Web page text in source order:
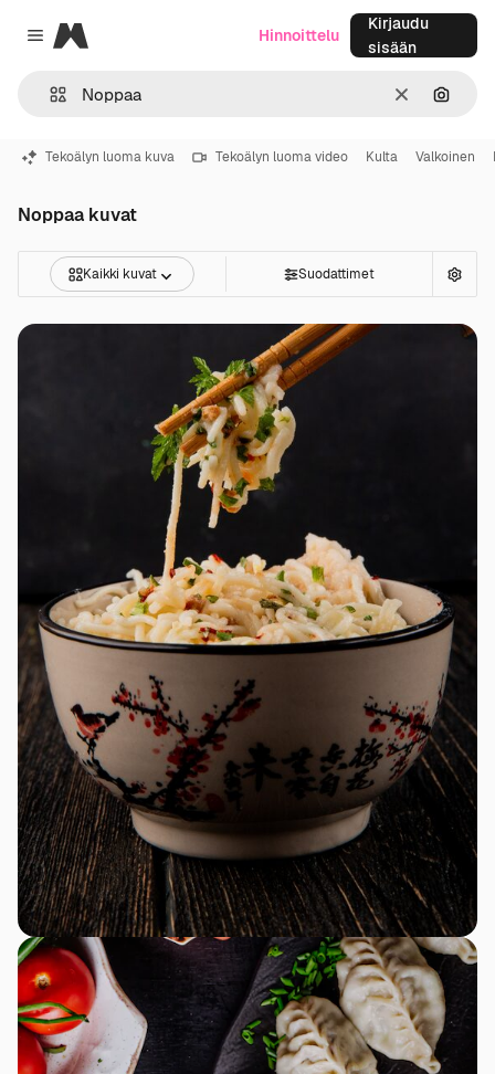
Close menu
Magnific
SelkeäHae
Hinnoittelu
Kirjaudu
sisään
Tekoälyn luoma kuva Tekoälyn luoma video Kulta Valkoinen
Noppaa kuvat
Kaikki kuvat Suodattimet